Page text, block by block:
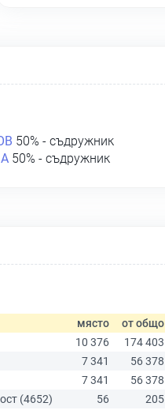
50% - съдружник
50% - съдружник
място от общо
10 376
174 403
7 341
56 378
7 341
56 378
(4652)
56 205